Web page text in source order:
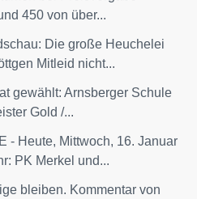
450 von über...
Die große Heuchelei
Mitleid nicht...
gewählt: Arnsberger Schule
Gold /...
- Heute, Mittwoch, 16. Januar
PK Merkel und...
bleiben. Kommentar von